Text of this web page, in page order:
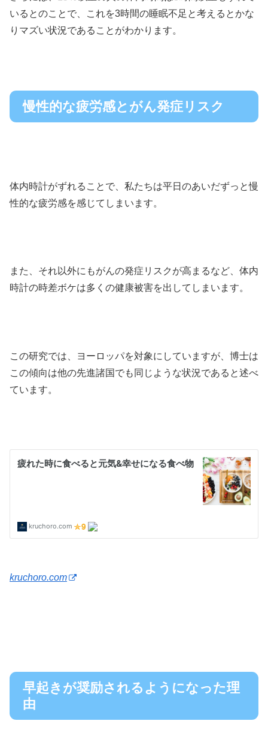
いるとのことで、これを3時間の睡眠不足と考えるとかな
りマズい状況であることがわかります。
慢性的な疲労感とがん発症リスク
体内時計がずれることで、私たちは平日のあいだずっと慢
性的な疲労感を感じてしまいます。
また、それ以外にもがんの発症リスクが高まるなど、体内
時計の時差ボケは多くの健康被害を出してしまいます。
この研究では、ヨーロッパを対象にしていますが、博士は
この傾向は他の先進諸国でも同じような状況であると述べ
ています。
kruchoro.com
早起きが奨励されるようになった理
由